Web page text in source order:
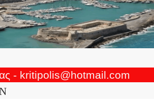
- kritipolis@hotmail.com